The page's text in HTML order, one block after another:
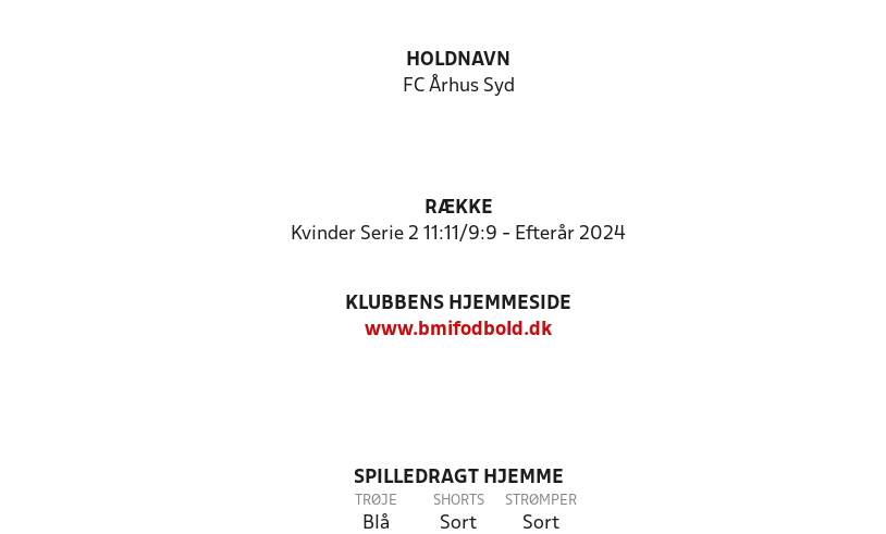
HOLDNAVN
FC Århus Syd
RÆKKE
Kvinder Serie 2 11:11/9:9 - Efterår 2024
KLUBBENS HJEMMESIDE
www.bmifodbold.dk
SPILLEDRAGT HJEMME
TRØJE
Blå
SHORTS
Sort
STRØMPER
Sort